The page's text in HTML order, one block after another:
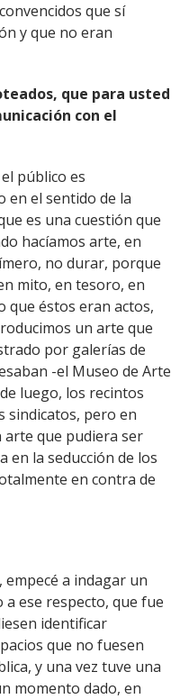
que sí
y que no eran
que para usted
con el
público es
en el sentido de la
es una cuestión que
hacíamos arte, en
no durar, porque
mito, en tesoro, en
que éstos eran actos,
un arte que
por galerías de
-el Museo de Arte
luego, los recintos
sindicatos, pero en
arte que pudiera ser
la seducción de los
en contra de
empecé a indagar un
ese respecto, que fue
identificar
que no fuesen
y una vez tuve una
momento dado, en